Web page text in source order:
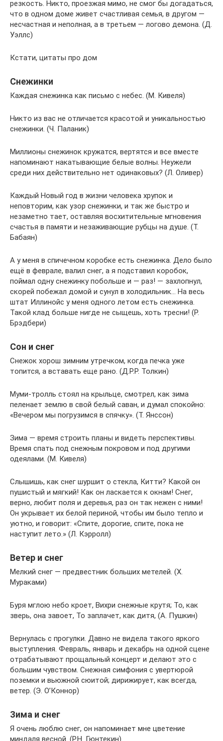
резкость. Никто, проезжая мимо, не смог бы догадаться,
что в одном доме живет счастливая семья, в другом —
несчастная и неполная, а в третьем — логово демона. (Д.
Уэллс)
Кстати, цитаты про дом
Снежинки
Каждая снежинка как письмо с небес. (М. Кивеля)
Никто из вас не отличается красотой и уникальностью
снежинки. (Ч. Паланик)
Миллионы снежинок кружатся, вертятся и все вместе
напоминают накатывающие белые волны. Неужели
среди них действительно нет одинаковых? (Л. Оливер)
Каждый Новый год в жизни человека хрупок и
неповторим, как узор снежинки, и так же быстро и
незаметно тает, оставляя восхитительные мгновения
счастья в памяти и незаживающие рубцы на душе. (Т.
Бабаян)
А у меня в спичечном коробке есть снежинка. Дело было
ещё в феврале, валил снег, а я подставил коробок,
поймал одну снежинку побольше и — раз! — захлопнул,
скорей побежал домой и сунул в холодильник… На весь
штат Иллинойс у меня одного летом есть снежинка.
Такой клад больше нигде не сыщешь, хоть тресни! (Р.
Брэдбери)
Сон и снег
Снежок хорош зимним утречком, когда печка уже
топится, а вставать еще рано. (Д.Р.Р. Толкин)
Муми-тролль стоял на крыльце, смотрел, как зима
пеленает землю в свой белый саван, и думал спокойно:
«Вечером мы погрузимся в спячку». (Т. Янссон)
Зима — время строить планы и видеть перспективы.
Время спать под снежным покровом и под другими
одеялами. (М. Кивеля)
Слышишь, как снег шуршит о стекла, Китти? Какой он
пушистый и мягкий! Как он ласкается к окнам! Снег,
верно, любит поля и деревья, раз он так нежен с ними!
Он укрывает их белой периной, чтобы им было тепло и
уютно, и говорит: «Спите, дорогие, спите, пока не
наступит лето.» (Л. Кэрролл)
Ветер и снег
Мелкий снег — предвестник больших метелей. (Х.
Мураками)
Буря мглою небо кроет, Вихри снежные крутя; То, как
зверь, она завоет, То заплачет, как дитя, (А. Пушкин)
Вернулась с прогулки. Давно не видела такого яркого
выступления. Февраль, январь и декабрь на одной сцене
отрабатывают прощальный концерт и делают это с
большим чувством. Снежная симфония с увертюрой
поземки и вьюжной сюитой; дирижирует, как всегда,
ветер. (Э. О’Коннор)
Зима и снег
Я очень люблю снег, он напоминает мне цветение
миндаля весной. (Р.Н. Гюнтекин)